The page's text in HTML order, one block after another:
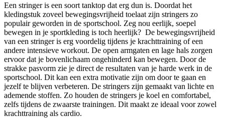
Een stringer is een soort tanktop dat erg dun is. Doordat het
kledingstuk zoveel bewegingsvrijheid toelaat zijn stringers zo
populair geworden in de sportschool. Zeg nou eerlijk, soepel
bewegen in je sportkleding is toch heerlijk? De bewegingsvrijheid
van een stringer is erg voordelig tijdens je krachttraining of een
andere intensieve workout. De open armgaten en lage hals zorgen
ervoor dat je bovenlichaam ongehinderd kan bewegen. Door de
strakke pasvorm zie je direct de resultaten van je harde werk in de
sportschool. Dit kan een extra motivatie zijn om door te gaan en
jezelf te blijven verbeteren. De stringers zijn gemaakt van lichte en
ademende stoffen. Zo houden de stringers je koel en comfortabel,
zelfs tijdens de zwaarste trainingen. Dit maakt ze ideaal voor zowel
krachttraining als cardio.